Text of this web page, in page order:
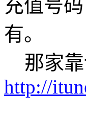
充值号
有。
那家靠
http://